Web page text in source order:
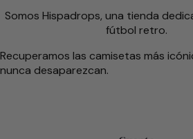
Somos Hispadrops, una tienda
fútbol retro.
Recuperamos las camisetas más
nunca desaparezcan.